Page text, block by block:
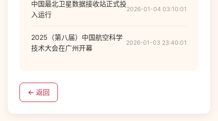
中国最北卫星数据接收站正式投
入运行
2026-01-04 03:10:01
2025（第八届）中国航空科学
技术大会在广州开幕
2026-01-03 23:40:01
← 返回